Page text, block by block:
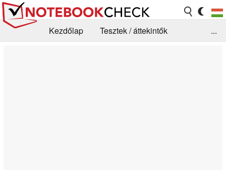
Kezdőlap
Tesztek / áttekintők
...